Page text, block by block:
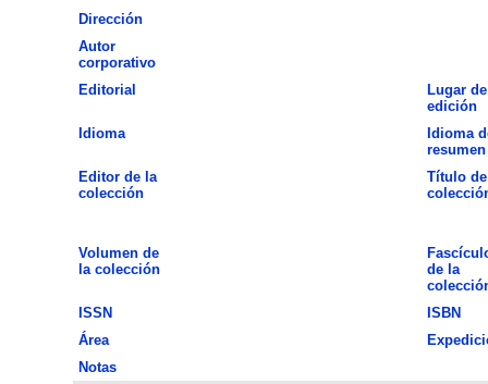
Dirección
Autor
corporativo
Editorial
Lugar de
edición
Idioma
Idioma
resumen
Editor de la
colección
Título
Volumen de
la colección
de la
ISSN
ISBN
Área
Notas